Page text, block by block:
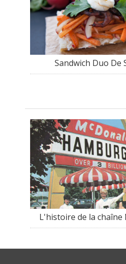
Sandwich Duo De
L'histoire de la chaîne